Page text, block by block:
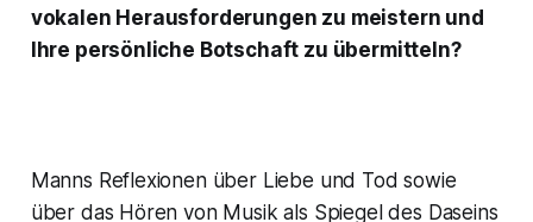
vokalen Herausforderungen zu meistern und
Ihre persönliche Botschaft zu übermitteln?
Manns Reflexionen über Liebe und Tod sowie
über das Hören von Musik als Spiegel des Daseins